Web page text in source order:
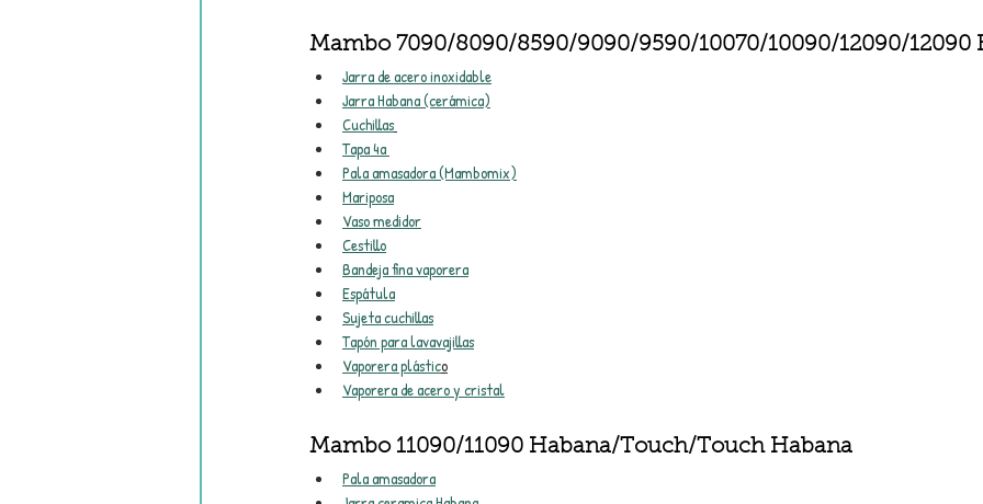
Mambo 7090/8090/8590/9090/9590/10070/10090/12090/12090
Jarra de acero inoxidable
Jarra Habana (cerámica)
Cuchillas
Tapa 4a
Pala amasadora (Mambomix)
Mariposa
Vaso medidor
Cestillo
Bandeja fina vaporera
Espátula
Sujeta cuchillas
Tapón para lavavajillas
Vaporera plástico
Vaporera de acero y cristal
Mambo 11090/11090 Habana/Touch/Touch Habana
Pala amasadora